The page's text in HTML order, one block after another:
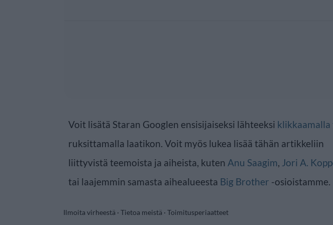
Voit lisätä Staran Googlen ensisijaiseksi lähteeksi klikkaamalla
ruksittamalla laatikon. Voit myös lukea lisää tähän artikkeliin
liittyvistä teemoista ja aiheista, kuten Anu Saagim, Jori A.
tai laajemmin samasta aihealueesta Big Brother -osioistamme.
Ilmoita virheestä · Tietoa meistä · Toimitusperiaatteet